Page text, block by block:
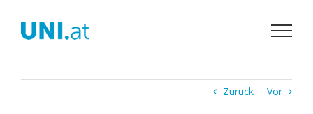
Inhalt
springen
Zurück Vor